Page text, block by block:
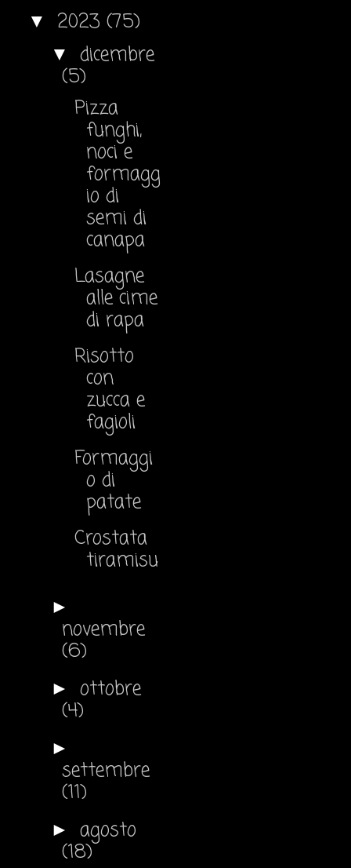
▼ 2023 (75)
▼ dicembre
(5)
Pizza
funghi,
noci e
formagg
io di
semi di
canapa
Lasagne
alle cime
di rapa
Risotto
con
zucca e
fagioli
Formaggi
o di
patate
Crostata
tiramisu
►
novembre
(6)
► ottobre
(4)
►
settembre
(11)
► agosto
(18)